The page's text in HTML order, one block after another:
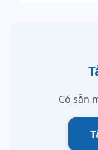
Có sẵn